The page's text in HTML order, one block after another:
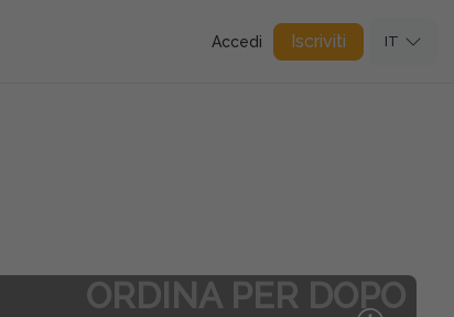
Accedi Iscriviti IT
ORDINA PER DOPO